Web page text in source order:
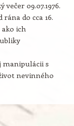
09.07.1976.
do cca 16.
ako ich
manipulácii s
nevinného